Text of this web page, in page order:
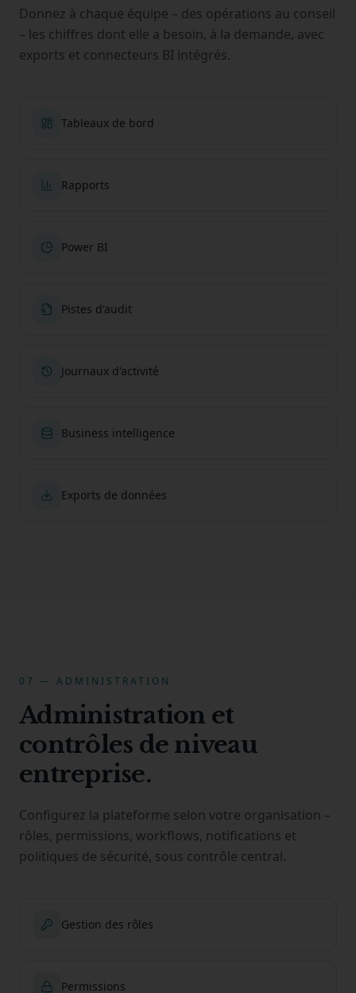
Donnez à chaque équipe – des opérations au conseil
– les chiffres dont elle a besoin, à la demande, avec
exports et connecteurs BI intégrés.
Tableaux de bord
Rapports
Power BI
Pistes d'audit
Journaux d'activité
Business intelligence
Exports de données
07 — ADMINISTRATION
Administration et
contrôles de niveau
entreprise.
Configurez la plateforme selon votre organisation –
rôles, permissions, workflows, notifications et
politiques de sécurité, sous contrôle central.
Gestion des rôles
Permissions